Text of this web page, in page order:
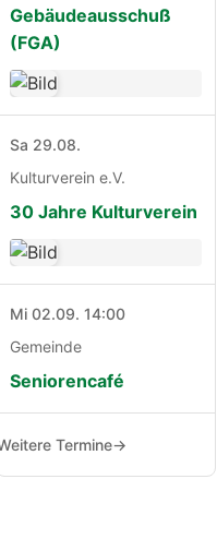
Gebäudeausschuß
(FGA)
Sa 29.08.
Kulturverein e.V.
30 Jahre Kulturverein
Mi 02.09. 14:00
Gemeinde
Seniorencafé
Termine→